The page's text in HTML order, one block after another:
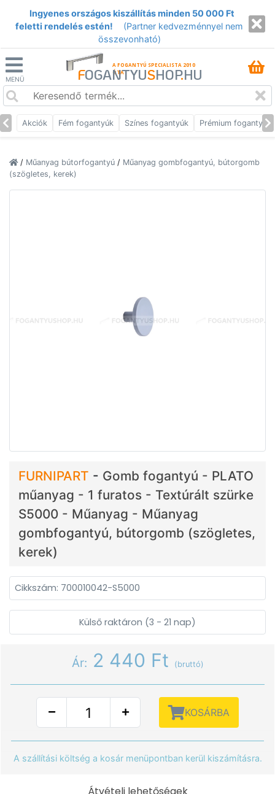
Ingyenes országos kiszállítás minden 50 000 Ft
feletti rendelés estén!
(Partner kedvezménnyel nem
összevonható)
MENÜ
A FOGANTYÚ SPECIALISTA 2010
ÓTA
FOGANTYUSHOP.HU
Akciók Fém fogantyúk Színes fogantyúk Prémium fogantyúk
/ Műanyag bútorfogantyú / Műanyag gombfogantyú, bútorgomb
(szögletes, kerek)
FURNIPART - Gomb fogantyú - PLATO
műanyag - 1 furatos - Textúrált szürke
S5000 - Műanyag - Műanyag
gombfogantyú, bútorgomb (szögletes,
kerek)
Cikkszám: 700010042-S5000
Külső raktáron (3 - 21 nap)
Ár: 2 440 Ft (bruttó)
KOSÁRBA
A szállítási költség a kosár menüpontban kerül kiszámításra.